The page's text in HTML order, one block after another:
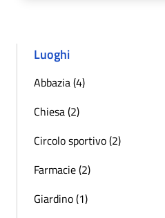
Luoghi
Abbazia (4)
Chiesa (2)
Circolo sportivo (2)
Farmacie (2)
Giardino (1)